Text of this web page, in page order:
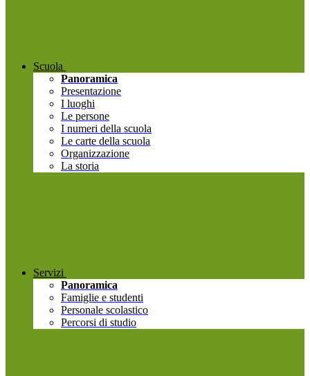
Scuola
Panoramica
Presentazione
I luoghi
Le persone
I numeri della scuola
Le carte della scuola
Organizzazione
La storia
Servizi
Panoramica
Famiglie e studenti
Personale scolastico
Percorsi di studio